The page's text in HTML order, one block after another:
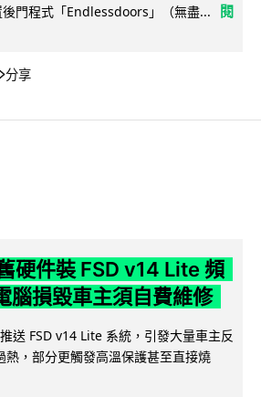
門程式「Endlessdoors」（無盡...
閱
分享
硬件裝 FSD v14 Lite 頻
腦損毀車主須自費維修
送 FSD v14 Lite 系統，引發大量車主反
熱，部分更觸發高溫保護甚至直接燒